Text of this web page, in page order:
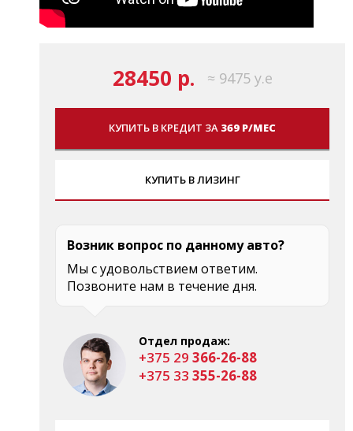
28450 р. ≈ 9475 у.е
КУПИТЬ В КРЕДИТ ЗА 369 Р/МЕС
КУПИТЬ В ЛИЗИНГ
Возник вопрос по данному авто?
Мы с удовольствием ответим.
Позвоните нам в течение дня.
Отдел продаж:
+375 29 366-26-88
+375 33 355-26-88